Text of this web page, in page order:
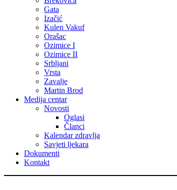
Gata
Izačić
Kulen Vakuf
Orašac
Ozimice I
Ozimice II
Srbljani
Vrsta
Zavalje
Martin Brod
Medija centar
Novosti
Oglasi
Članci
Kalendar zdravlja
Savjeti ljekara
Dokumenti
Kontakt